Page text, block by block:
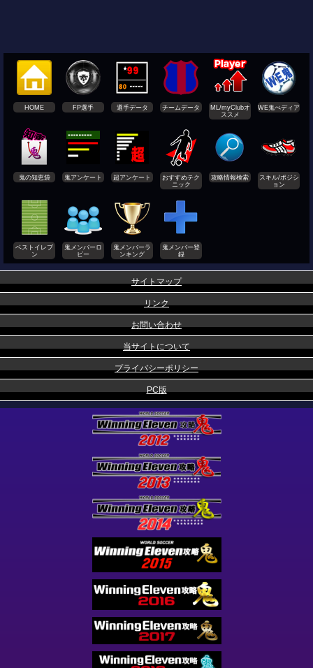
HOME FP選手 選手データ チームデータ
ML/myClubオ
ススメ
WE鬼ぺディア
鬼の知恵袋 鬼アンケート 超アンケート
おすすめテク
ニック
攻略情報検索
スキル/ポジシ
ョン
ベストイレブ
ン
鬼メンバーロ
ビー
鬼メンバーラ
ンキング
鬼メンバー登
録
サイトマップ
リンク
お問い合わせ
当サイトについて
プライバシーポリシー
PC版